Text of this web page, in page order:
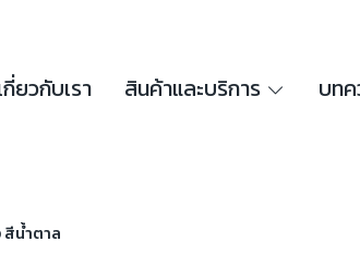
กี่ยวกับเรา สินค้าและบริการ บท
สีน้ำตาล